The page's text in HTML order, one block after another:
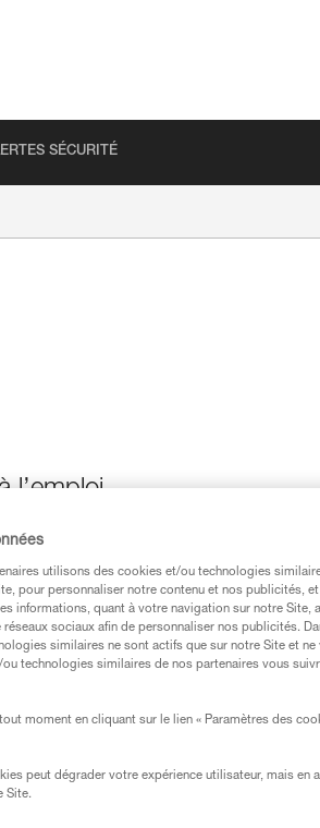
SÉCURITÉ
l’emploi
produits des gammes Petzl. Il est
répondre aux besoins spécifiques
les groupes de clients ou le
des casques PANGA,
et dynamiques, ainsi que le kit de
commercial et de lui spécifier
utilisons des cookies et/ou technologies
pour personnaliser notre contenu et nos publicités,
informations, quant à votre navigation sur notre Site,
sociaux afin de personnaliser nos publicités.
similaires ne sont actifs que sur notre Site et ne
technologies similaires de nos partenaires vous
moment en cliquant sur le lien « Paramètres des
peut dégrader votre expérience utilisateur, mais en
Site.